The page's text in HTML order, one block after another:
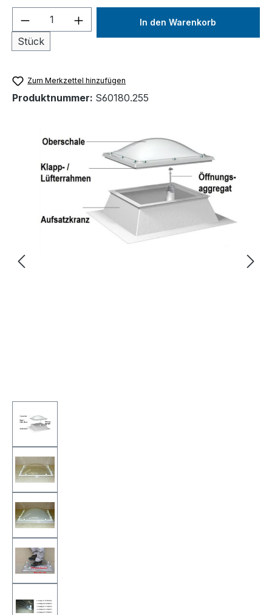
Produkt Anzahl: Gib den
Stück
In den Warenkorb
Zum Merkzettel hinzufügen
Produktnummer: S60180.255